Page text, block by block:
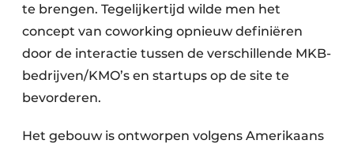
te brengen. Tegelijkertijd wilde men het
concept van coworking opnieuw definiëren
door de interactie tussen de verschillende MKB-
bedrijven/KMO’s en startups op de site te
bevorderen.
Het gebouw is ontworpen volgens Amerikaans